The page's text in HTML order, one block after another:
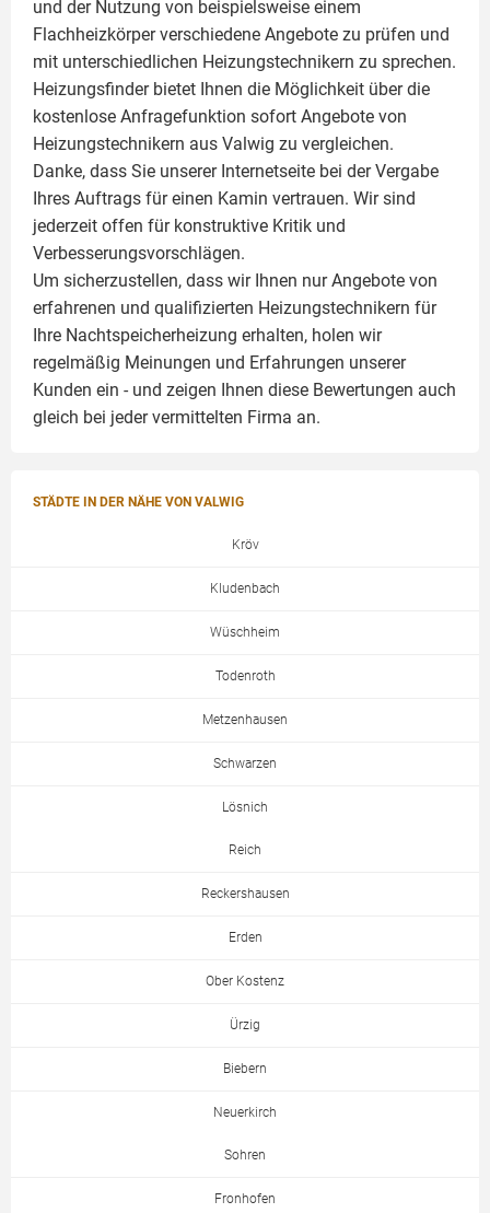
und der Nutzung von beispielsweise einem
Flachheizkörperverschiedene Angebote zu prüfen und
mit unterschiedlichen Heizungstechnikern zu sprechen.
Heizungsfinder bietet Ihnen die Möglichkeit über die
kostenlose Anfragefunktion sofort Angebote von
Heizungstechnikern aus Valwig zu vergleichen.
Danke, dass Sie unserer Internetseite bei der Vergabe
Ihres Auftrags für einen Kamin vertrauen. Wir sind
jederzeit offen für konstruktive Kritik und
Verbesserungsvorschlägen.
Um sicherzustellen, dass wir Ihnen nur Angebote von
erfahrenen und qualifizierten Heizungstechnikern für
Ihre Nachtspeicherheizung erhalten, holen wir
regelmäßig Meinungen und Erfahrungen unserer
Kunden ein - und zeigen Ihnen diese Bewertungen auch
gleich bei jeder vermittelten Firma an.
STÄDTE IN DER NÄHE VON VALWIG
Kröv
Kludenbach
Wüschheim
Todenroth
Metzenhausen
Schwarzen
Lösnich
Reich
Reckershausen
Erden
Ober Kostenz
Ürzig
Biebern
Neuerkirch
Sohren
Fronhofen